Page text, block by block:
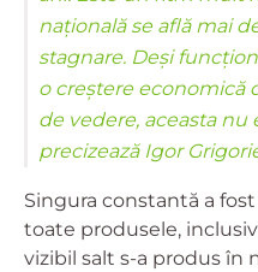
națională se află mai
stagnare. Deși
o creștere economică
de vedere, aceasta nu
precizează Igor
Singura constantă a
toate produsele,
vizibil salt s-a produs în